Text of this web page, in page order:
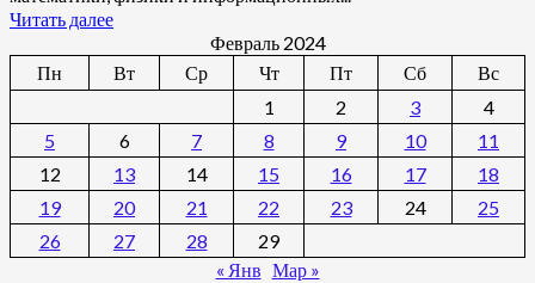
Читать далее
Февраль 2024
Пн
Вт Ср Чт Пт Сб
Вс
1
2 3
4
5
6 7 8 9 10
11
12
13 14 15 16 17
18
19
20 21 22 23 24
25
26
27 28
29
« Янв Мар »